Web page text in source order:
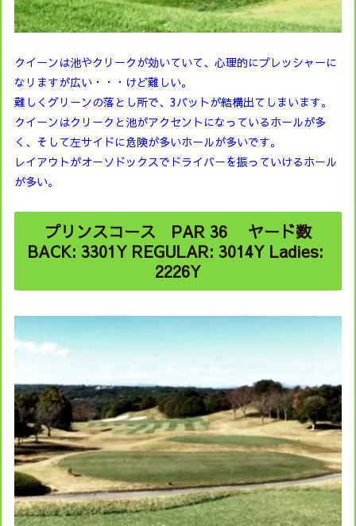
クイーンは池やクリークが効いていて、心理的にプレッシャーに
なリますが広い・・・けど難しい。
難しくグリーンの落とし所で、3パットが結構出てしまいます。
クイーンはクリークと池がアクセントになっているホールが多
く、そして左サイドに危険が多いホールが多いです。
レイアウトがオーソドックスでドライバーを振っていけるホール
が多い。
プリンスコース PAR 36 ヤード数
BACK: 3301Y REGULAR: 3014Y Ladies:
2226Y